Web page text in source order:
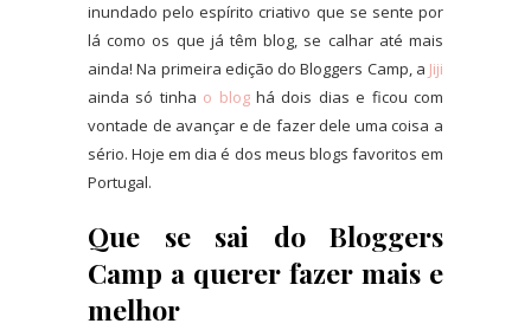
inundado pelo espírito criativo que se sente por
lá como os que já têm blog, se calhar até mais
ainda! Na primeira edição do Bloggers Camp, a Jiji
ainda só tinha o bloghá dois dias e ficou com
vontade de avançar e de fazer dele uma coisa a
sério. Hoje em dia é dos meus blogs favoritos em
Portugal.
Que se sai do Bloggers
Camp a querer fazer mais e
melhor